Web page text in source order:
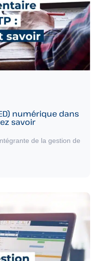
numérique dans
savoir
de la gestion de